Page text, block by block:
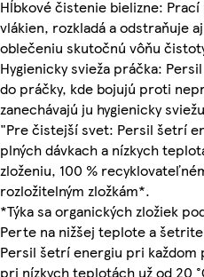
Hĺbkové čistenie bielizne:
vlákien, rozkladá a odstraňuje
oblečeniu skutočnú vôňu
Hygienicky svieža práčka:
do práčky, kde bojujú proti
zanechávajú ju hygienicky
"Pre čistejší svet: Persil šetrí
plných dávkach a nízkych
zloženiu, 100 %
rozložitelným zložkám*.
*Týka sa organických zložiek
Perte na nižšej teplote a
Persil šetrí energiu pri každom
pri nízkych teplotách už od 20